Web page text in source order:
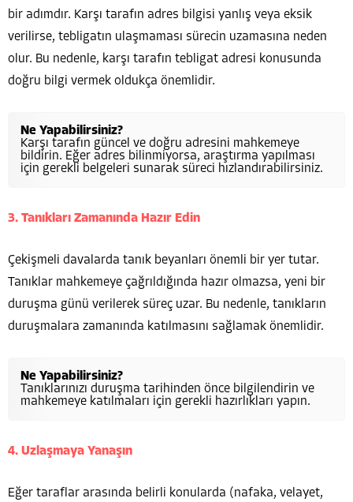
bir adımdır. Karşı tarafın adres bilgisi yanlış veya eksik
verilirse, tebligatın ulaşmaması sürecin uzamasına neden
olur. Bu nedenle, karşı tarafın tebligat adresi konusunda
doğru bilgi vermek oldukça önemlidir.
Ne Yapabilirsiniz?
Karşı tarafın güncel ve doğru adresini mahkemeye
bildirin. Eğer adres bilinmiyorsa, araştırma yapılması
için gerekli belgeleri sunarak süreci hızlandırabilirsiniz.
3. Tanıkları Zamanında Hazır Edin
Çekişmeli davalarda tanık beyanları önemli bir yer tutar.
Tanıklar mahkemeye çağrıldığında hazır olmazsa, yeni bir
duruşma günü verilerek süreç uzar. Bu nedenle, tanıkların
duruşmalara zamanında katılmasını sağlamak önemlidir.
Ne Yapabilirsiniz?
Tanıklarınızı duruşma tarihinden önce bilgilendirin ve
mahkemeye katılmaları için gerekli hazırlıkları yapın.
4. Uzlaşmaya Yanaşın
Eğer taraflar arasında belirli konularda (nafaka, velayet,